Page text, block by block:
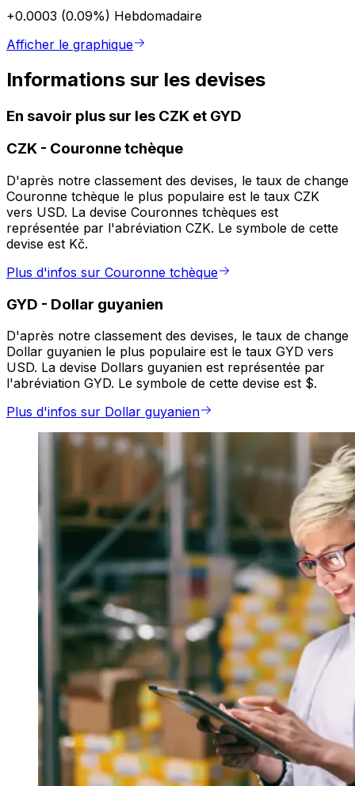
+0.0003 (0.09%) Hebdomadaire
Afficher le graphique
Informations sur les devises
En savoir plus sur les CZK et GYD
CZK - Couronne tchèque
D'après notre classement des devises, le taux de change
Couronne tchèque le plus populaire est le taux CZK
vers USD. La devise Couronnes tchèques est
représentée par l'abréviation CZK. Le symbole de cette
devise est Kč.
Plus d'infos sur Couronne tchèque
GYD - Dollar guyanien
D'après notre classement des devises, le taux de change
Dollar guyanien le plus populaire est le taux GYD vers
USD. La devise Dollars guyanien est représentée par
l'abréviation GYD. Le symbole de cette devise est $.
Plus d'infos sur Dollar guyanien